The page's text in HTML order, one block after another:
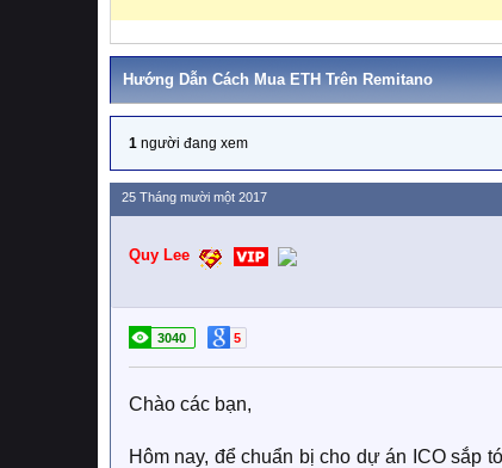
Hướng Dẫn Cách Mua ETH Trên Remitano
1 người đang xem
25 Tháng mười một 2017
Quy Lee
3040 5
Chào các bạn,
Hôm nay, để chuẩn bị cho dự án ICO sắp